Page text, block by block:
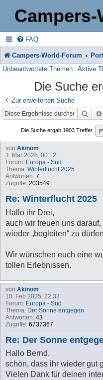
FAQ
Campers-World-Forum
Unbeantwortete Themen Aktive
Die Suche
Zur erweiterten Suche
Suche
Die Suche ergab 1903 Treffer
von Akinom
1. Mär 2025, 00:12
Forum: Europa - Süd
Thema: Winterflucht 2025
Antworten: 7
Zugriffe: 203549
Re: Winterflucht 2025
Hallo ihr Drei,
auch wir freuen uns
wieder „begleiten“ zu
Wir wünschen euch eine
tollen Erlebnissen.
von Akinom
10. Feb 2025, 22:33
Forum: Europa - Süd
Thema: Der Sonne entgegen
Antworten: 43
Zugriffe: 6737367
Re: Der Sonne
Hallo Bernd,
schön, dass ihr wieder gut
Vielen Dank für deinen